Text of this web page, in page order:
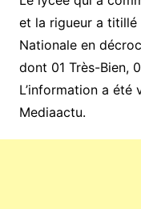
et la rigueur a titillé
Nationale en
dont 01 Très-Bien,
L’information a
Mediaactu.